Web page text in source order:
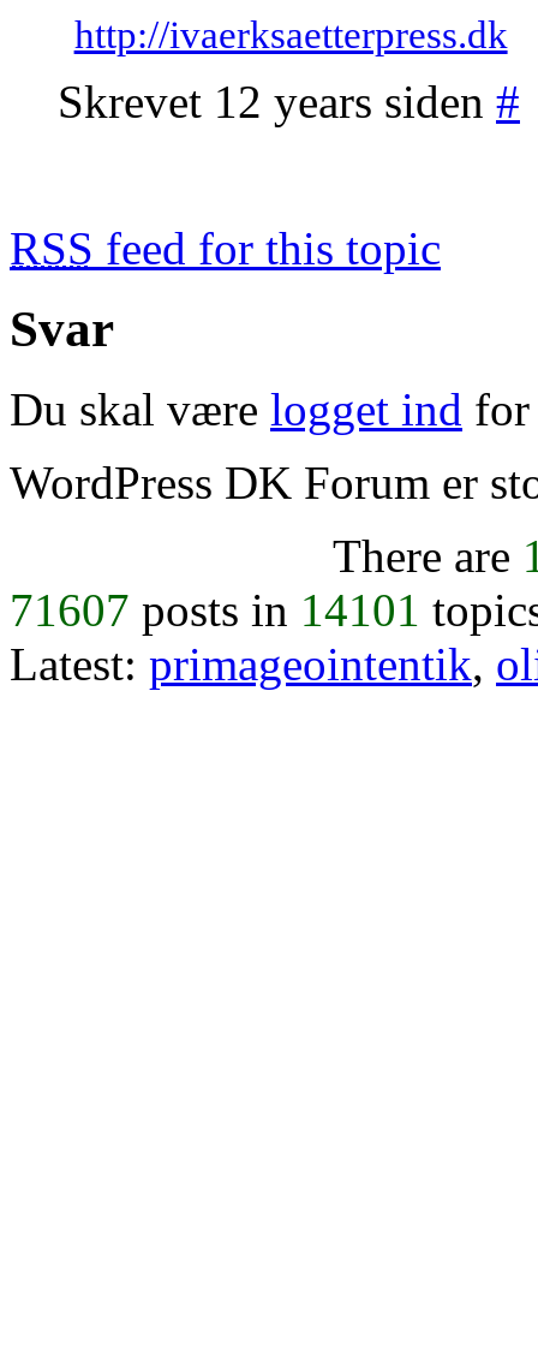
http://ivaerksaetterpress.dk
Skrevet 12 years siden #
RSS feed for this topic
Svar
Du skal være logget ind for
WordPress DK Forum er
There are
71607 posts in 14101
Latest: primageointentik,